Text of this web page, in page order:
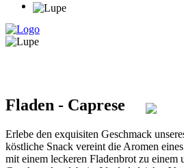
Fladen - Caprese
Erlebe den exquisiten Geschmack
köstliche Snack vereint die Aromen
mit einem leckeren Fladenbrot zu einem